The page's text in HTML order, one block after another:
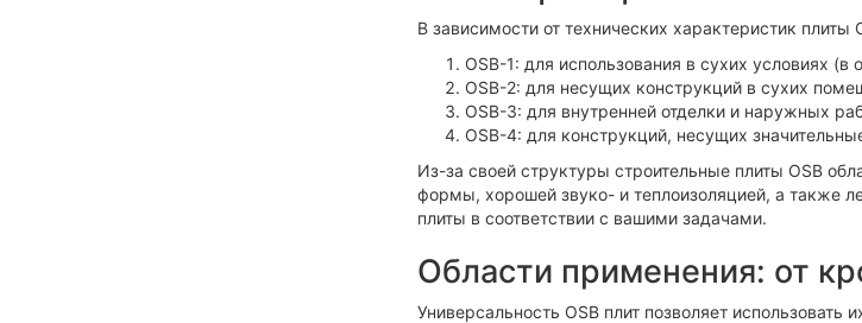
В зависимости от технических характеристик
OSB-1: для использования в сухих условиях
OSB-2: для несущих конструкций в сухих
OSB-3: для внутренней отделки и наружных
OSB-4: для конструкций, несущих
Из-за своей структуры строительные плиты OSB
формы, хорошей звуко- и теплоизоляцией, а также
плиты в соответствии с вашими задачами.
Области применения: от
Универсальность OSB плит позволяет использовать